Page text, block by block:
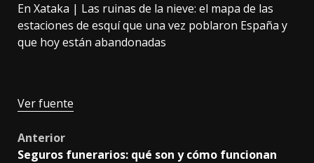
En Xataka | Las ruinas de la nieve: el mapa de las
estaciones de esquí que una vez poblaron España y
que hoy están abandonadas
Ver fuente
Post
Anterior
Seguros funerarios: qué son y cómo funcionan